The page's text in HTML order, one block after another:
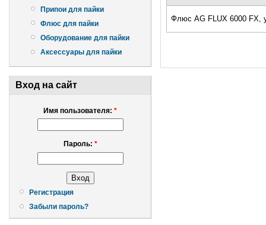
Припои для пайки
Флюс для пайки
Оборудование для пайки
Аксессуары для пайки
Вход на сайт
Имя пользователя: *
Пароль: *
Регистрация
Забыли пароль?
Флюс AG FLUX 6000 FX,